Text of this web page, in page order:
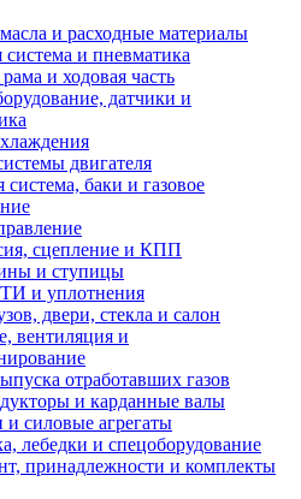
и расходные материалы
система и пневматика
и ходовая часть
датчики и
двигателя
система, баки и газовое
сцепление и КПП
и ступицы
и уплотнения
двери, стекла и салон
вентиляция и
отработавших газов
и карданные валы
и силовые агрегаты
лебедки и спецоборудование
принадлежности и комплекты